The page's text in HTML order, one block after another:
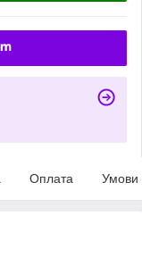
Оплата Умови